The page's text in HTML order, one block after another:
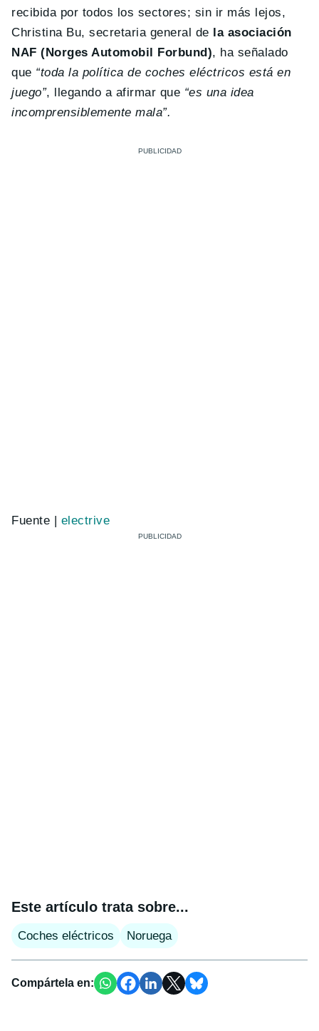
recibida por todos los sectores; sin ir más lejos,
Christina Bu, secretaria general de la asociación
NAF (Norges Automobil Forbund), ha señalado
que “toda la política de coches eléctricos está en
juego”, llegando a afirmar que “es una idea
incomprensiblemente mala”.
Fuente | electrive
Este artículo trata sobre...
Coches eléctricos Noruega
Compártela en: